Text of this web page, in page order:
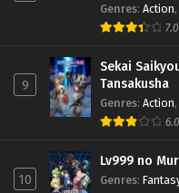
Genres: Action,
9
Sekai
Tansakusha
Genres: Action,
10
Lv999 no
Genres: